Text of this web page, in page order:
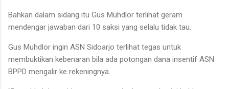
Bahkan dalam sidang itu Gus Muhdlor terlihat geram
mendengar jawaban dari 10 saksi yang selalu tidak tau.
Gus Muhdlor ingin ASN Sidoarjo terlihat tegas untuk
membuktikan kebenaran bila ada potongan dana insentif ASN
BPPD mengalir ke rekeningnya.